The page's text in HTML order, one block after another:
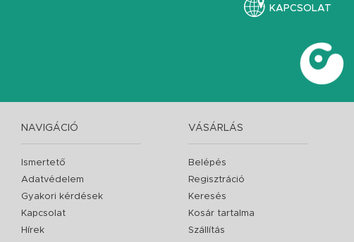
KAPCSOLAT
NAVIGÁCIÓ
Ismertető
Adatvédelem
Gyakori kérdések
Kapcsolat
Hírek
VÁSÁRLÁS
Belépés
Regisztráció
Keresés
Kosár tartalma
Szállítás